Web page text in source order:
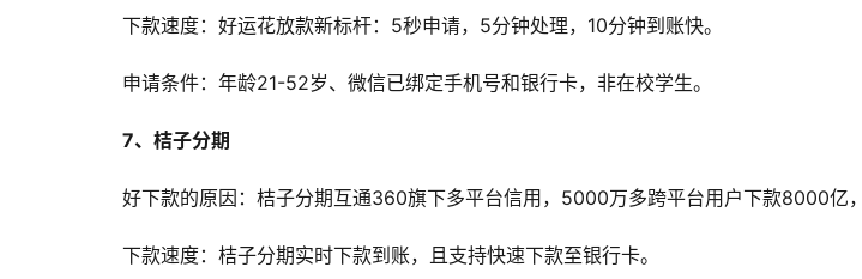
下款速度：好运花放款新标杆：5秒申请，5分钟处理，10分钟到账快。
申请条件：年龄21-52岁、微信已绑定手机号和银行卡，非在校学生。
7、桔子分期
好下款的原因：桔子分期互通360旗下多平台信用，5000万多跨平台用户下款8000亿
下款速度：桔子分期实时下款到账，且支持快速下款至银行卡。